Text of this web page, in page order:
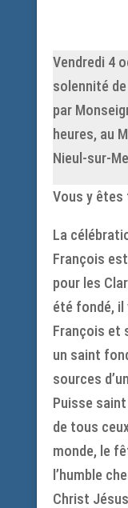
Vendredi 4
solennité
par
heures, au
Nieul-sur-
Vous y
La
François
pour les
été fondé, il
François et
un saint
sources
Puisse
de tous
monde, le
l’humble
Christ